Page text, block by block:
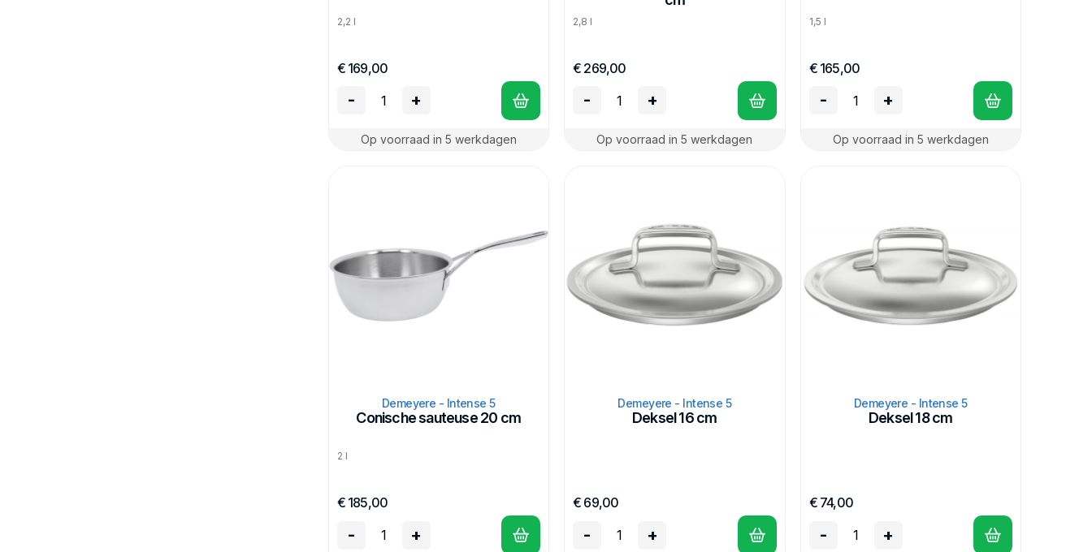
2,2 l
€ 169,00
- +
Op voorraad in 5 werkdagen
2,8 l
€ 269,00
- +
Op voorraad in 5 werkdagen
1,5 l
€ 165,00
- +
Op voorraad in 5 werkdagen
Demeyere - Intense 5
Conische sauteuse 20 cm
2 l
€ 185,00
- +
Demeyere - Intense 5
Deksel 16 cm
€ 69,00
- +
Demeyere - Intense 5
Deksel 18 cm
€ 74,00
- +